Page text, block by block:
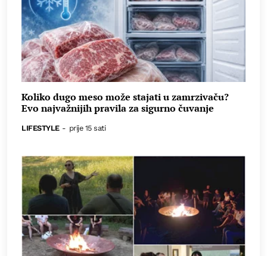
Koliko dugo meso može stajati u zamrzivaču?
Evo najvažnijih pravila za sigurno čuvanje
LIFESTYLE - prije 15 sati